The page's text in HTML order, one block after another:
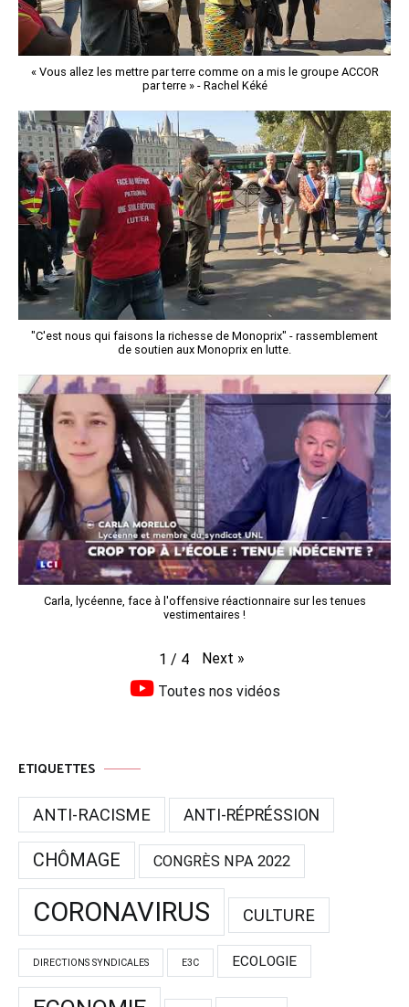
« Vous allez les mettre par terre comme on a mis le groupe ACCOR
par terre » - Rachel Kéké
"C'est nous qui faisons la richesse de Monoprix" - rassemblement
de soutien aux Monoprix en lutte.
Carla, lycéenne, face à l'offensive réactionnaire sur les tenues
vestimentaires !
1 / 4 Next »
Toutes nos vidéos
ETIQUETTES
ANTI-RACISME ANTI-RÉPRÉSSION
CHÔMAGE CONGRÈS NPA 2022
CORONAVIRUS CULTURE
DIRECTIONS SYNDICALES E3C ECOLOGIE